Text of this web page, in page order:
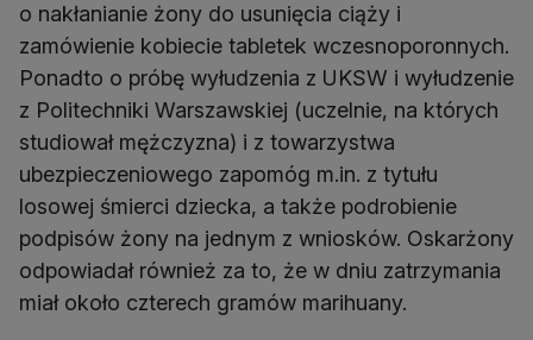
o nakłanianie żony do usunięcia ciąży i
zamówienie kobiecie tabletek wczesnoporonnych.
Ponadto o próbę wyłudzenia z UKSW i wyłudzenie
z Politechniki Warszawskiej (uczelnie, na których
studiował mężczyzna) i z towarzystwa
ubezpieczeniowego zapomóg m.in. z tytułu
losowej śmierci dziecka, a także podrobienie
podpisów żony na jednym z wniosków. Oskarżony
odpowiadał również za to, że w dniu zatrzymania
miał około czterech gramów marihuany.